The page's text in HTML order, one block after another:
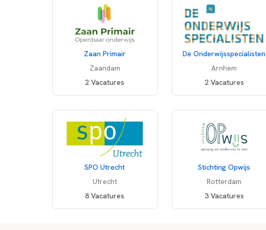
Zaan Primair
Zaandam
2 Vacatures
De Onderwijsspecialisten
Arnhem
2 Vacatures
SPO Utrecht
Utrecht
8 Vacatures
Stichting Opwijs
Rotterdam
3 Vacatures